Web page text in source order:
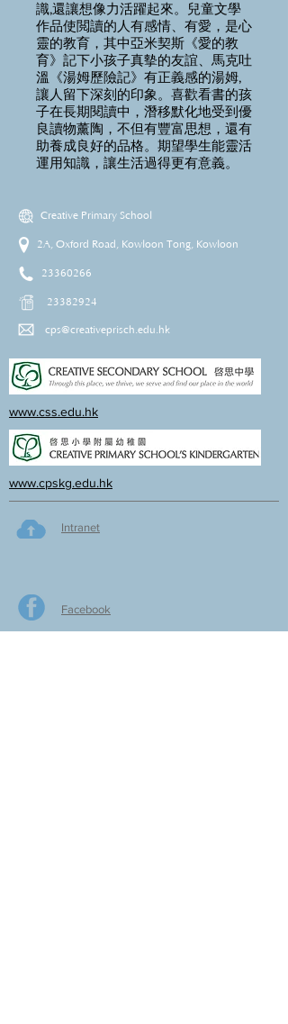
識,還讓想像力活躍起來。兒童文學
作品使閲讀的人有感情、有愛，是心
靈的教育，其中亞米契斯《愛的教
育》記下小孩子真摰的友誼、馬克吐
溫《湯姆歷險記》有正義感的湯姆,
讓人留下深刻的印象。喜歡看書的孩
子在長期閱讀中，潛移默化地受到優
良讀物薰陶，不但有豐富思想，還有
助養成良好的品格。期望學生能靈活
運用知識，讓生活過得更有意義。
Creative Primary School
2A, Oxford Road, Kowloon Tong, Kowloon
23360266
23382924
cps@creativeprisch.edu.hk
www.css.edu.hk
www.cpskg.edu.hk
Intranet
Facebook